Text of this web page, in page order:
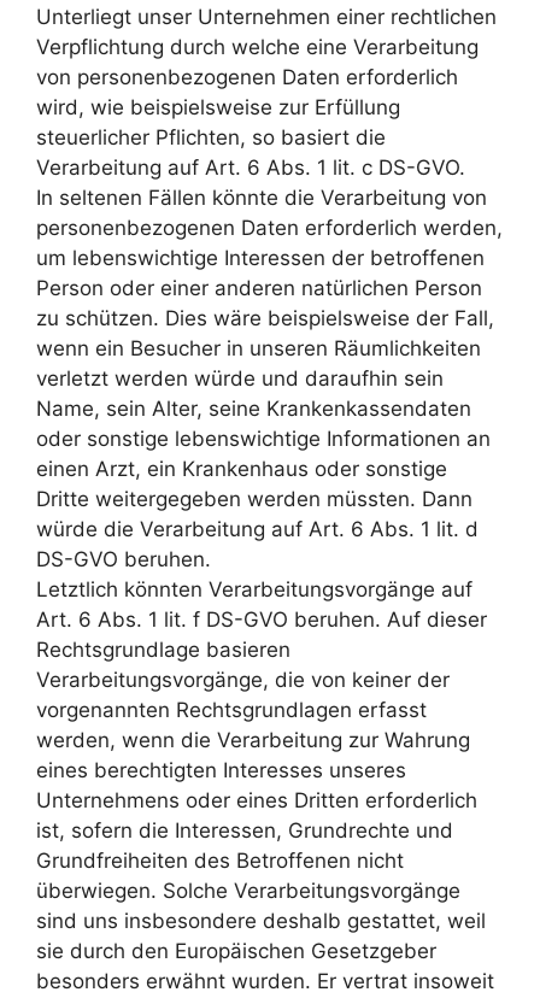
Unterliegt unser Unternehmen einer rechtlichen
Verpflichtung durch welche eine Verarbeitung
von personenbezogenen Daten erforderlich
wird, wie beispielsweise zur Erfüllung
steuerlicher Pflichten, so basiert die
Verarbeitung auf Art. 6 Abs. 1 lit. c DS-GVO.
In seltenen Fällen könnte die Verarbeitung von
personenbezogenen Daten erforderlich werden,
um lebenswichtige Interessen der betroffenen
Person oder einer anderen natürlichen Person
zu schützen. Dies wäre beispielsweise der Fall,
wenn ein Besucher in unseren Räumlichkeiten
verletzt werden würde und daraufhin sein
Name, sein Alter, seine Krankenkassendaten
oder sonstige lebenswichtige Informationen an
einen Arzt, ein Krankenhaus oder sonstige
Dritte weitergegeben werden müssten. Dann
würde die Verarbeitung auf Art. 6 Abs. 1 lit. d
DS-GVO beruhen.
Letztlich könnten Verarbeitungsvorgänge auf
Art. 6 Abs. 1 lit. f DS-GVO beruhen. Auf dieser
Rechtsgrundlage basieren
Verarbeitungsvorgänge, die von keiner der
vorgenannten Rechtsgrundlagen erfasst
werden, wenn die Verarbeitung zur Wahrung
eines berechtigten Interesses unseres
Unternehmens oder eines Dritten erforderlich
ist, sofern die Interessen, Grundrechte und
Grundfreiheiten des Betroffenen nicht
überwiegen. Solche Verarbeitungsvorgänge
sind uns insbesondere deshalb gestattet, weil
sie durch den Europäischen Gesetzgeber
besonders erwähnt wurden. Er vertrat insoweit